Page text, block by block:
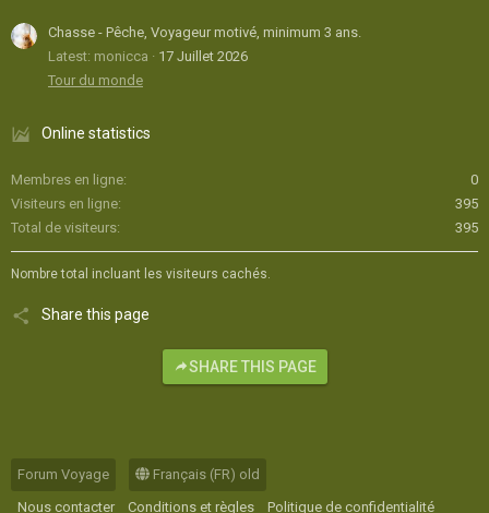
Chasse - Pêche, Voyageur motivé, minimum 3 ans.
Latest: monicca
17 Juillet 2026
Tour du monde
Online statistics
Membres en ligne
0
Visiteurs en ligne
395
Total de visiteurs
395
Nombre total incluant les visiteurs cachés.
Share this page
SHARE THIS PAGE
Forum Voyage
Français (FR) old
Nous contacter
Conditions et règles Politique de confidentialité